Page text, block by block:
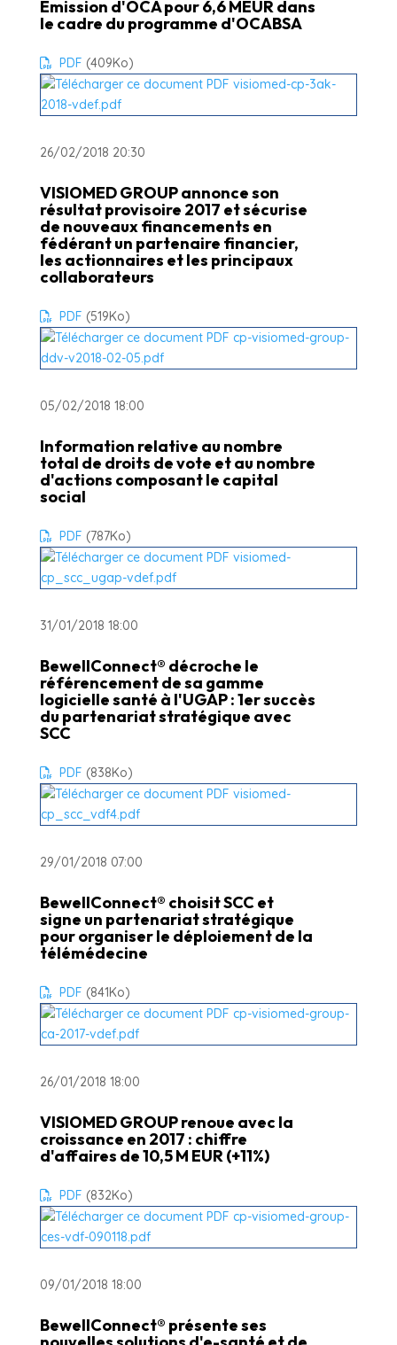
Emission d'OCA pour 6,6 MEUR dans
le cadre du programme d'OCABSA
PDF (409Ko)
26/02/2018 20:30
VISIOMED GROUP annonce son
résultat provisoire 2017 et sécurise
de nouveaux financements en
fédérant un partenaire financier,
les actionnaires et les principaux
collaborateurs
PDF (519Ko)
05/02/2018 18:00
Information relative au nombre
total de droits de vote et au nombre
d'actions composant le capital
social
PDF (787Ko)
31/01/2018 18:00
BewellConnect® décroche le
référencement de sa gamme
logicielle santé à l'UGAP : 1er succès
du partenariat stratégique avec
SCC
PDF (838Ko)
29/01/2018 07:00
BewellConnect® choisit SCC et
signe un partenariat stratégique
pour organiser le déploiement de la
télémédecine
PDF (841Ko)
26/01/2018 18:00
VISIOMED GROUP renoue avec la
croissance en 2017 : chiffre
d'affaires de 10,5 M EUR (+11%)
PDF (832Ko)
09/01/2018 18:00
BewellConnect® présente ses